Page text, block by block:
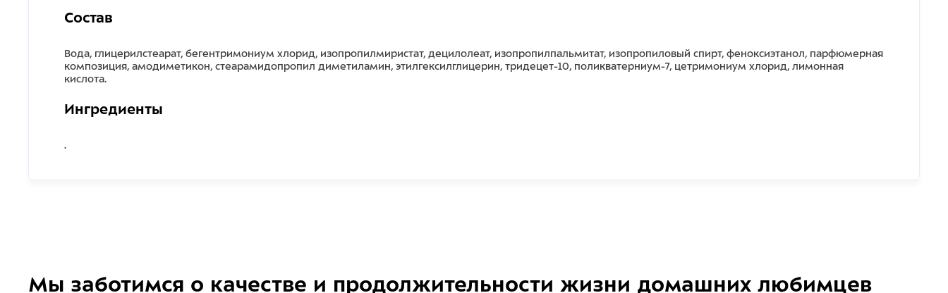
Состав
Вода, глицерилстеарат, бегентримониум хлорид, изопропилмиристат, децилолеат, изопропилпальмитат, изопропиловый спирт, феноксиэтанол, парфюмерная
композиция, амодиметикон, стеарамидопропил диметиламин, этилгексилглицерин, тридецет-10, поликватерниум-7, цетримониум хлорид, лимонная
кислота.
Ингредиенты
.
Мы заботимся о качестве и продолжительности жизни домашних любимцев